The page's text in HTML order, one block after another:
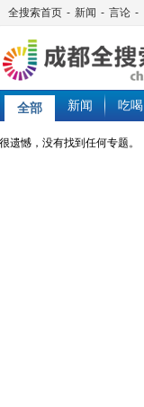
全搜索首页 - 新闻 - 言论 -
全部 新闻 吃喝
很遗憾，没有找到任何专题。